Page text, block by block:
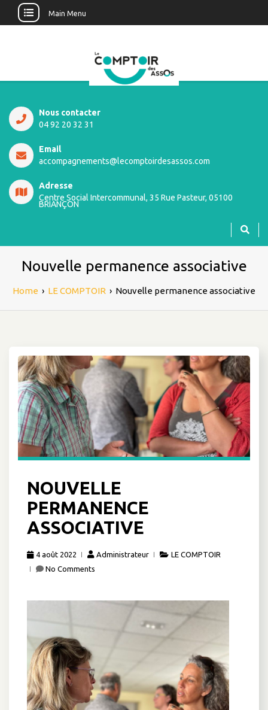
Main Menu
Nous contacter
04 92 20 32 31
Email
accompagnements@lecomptoirdesassos.com
Adresse
Centre Social Intercommunal, 35 Rue Pasteur, 05100
BRIANÇON
Nouvelle permanence associative
Home › LE COMPTOIR › Nouvelle permanence associative
NOUVELLE
PERMANENCE
ASSOCIATIVE
4 août 2022 Administrateur
LE COMPTOIR
No Comments